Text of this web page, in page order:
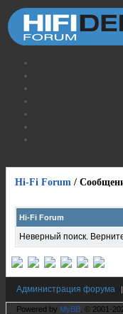
Hi-Fi Forum /
Hi-Fi Forum
Неверный поиск.
Администрация форума |
Powered by MyBB , © 2001-